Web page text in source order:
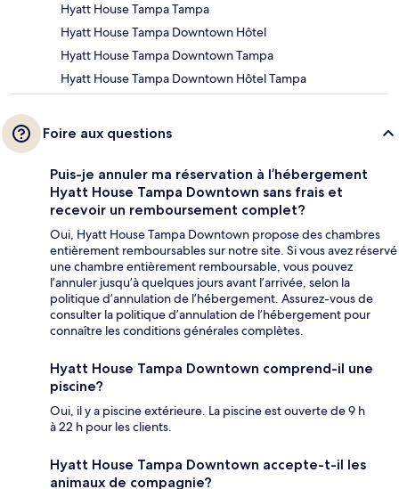
Hyatt House Tampa Tampa
Hyatt House Tampa Downtown Hôtel
Hyatt House Tampa Downtown Tampa
Hyatt House Tampa Downtown Hôtel Tampa
Foire aux questions
Puis-je annuler ma réservation à l’hébergement
Hyatt House Tampa Downtown sans frais et
recevoir un remboursement complet?
Oui, Hyatt House Tampa Downtown propose des chambres
entièrement remboursables sur notre site. Si vous avez réservé
une chambre entièrement remboursable, vous pouvez
l’annuler jusqu’à quelques jours avant l’arrivée, selon la
politique d’annulation de l’hébergement. Assurez-vous de
consulter la politique d’annulation de l’hébergement pour
connaître les conditions générales complètes.
Hyatt House Tampa Downtown comprend-il une
piscine?
Oui, il y a piscine extérieure. La piscine est ouverte de 9 h
à 22 h pour les clients.
Hyatt House Tampa Downtown accepte-t-il les
animaux de compagnie?